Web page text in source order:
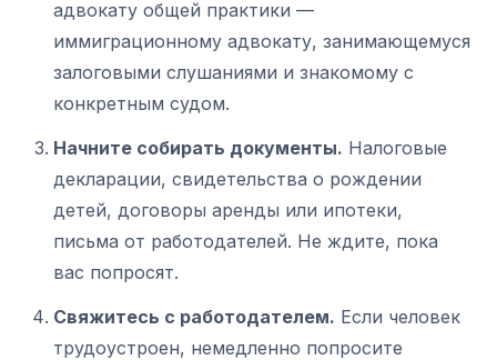
адвокату общей практики —
иммиграционному адвокату, занимающемуся
залоговыми слушаниями и знакомому с
конкретным судом.
Начните собирать документы. Налоговые
декларации, свидетельства о рождении
детей, договоры аренды или ипотеки,
письма от работодателей. Не ждите, пока
вас попросят.
Свяжитесь с работодателем. Если человек
трудоустроен, немедленно попросите